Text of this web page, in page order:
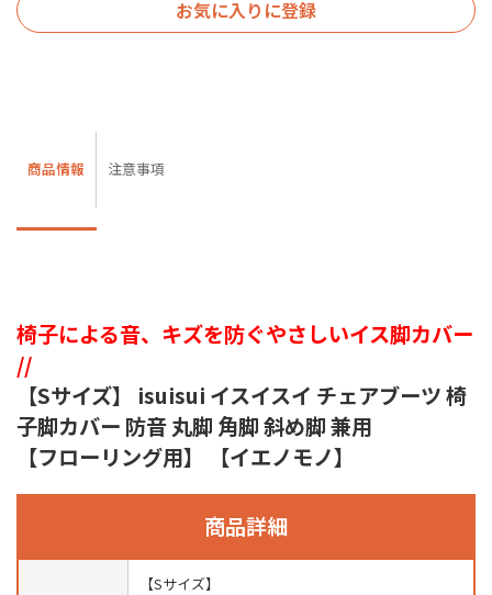
お気に入りに登録
商品情報 注意事項
椅子による音、キズを防ぐやさしいイス脚カバー
//
【Sサイズ】 isuisui イスイスイ チェアブーツ 椅
子脚カバー 防音 丸脚 角脚 斜め脚 兼用
【フローリング用】 【イエノモノ】
商品詳細
【Sサイズ】